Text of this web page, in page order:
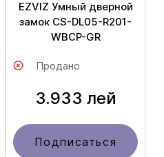
EZVIZ Умный дверной
замок CS-DL05-R201-
WBCP-GR
Продано
3.933 лей
Подписаться